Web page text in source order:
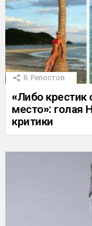
6 Репостов
«Либо
место»: голая
критики